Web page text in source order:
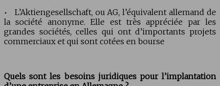
•
L’Aktiengesellschaft, ou AG, l’équivalent allemand de
la société anonyme. Elle est très appréciée par les
grandes sociétés, celles qui ont d’importants projets
commerciaux et qui sont cotées en bourse
Quels sont les besoins juridiques pour l’implantation